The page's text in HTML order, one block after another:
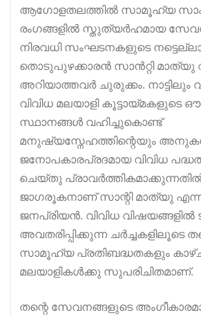
ആഗോളതലത്തിൽ സാമൂഹ്യ
രംഗങ്ങളിൽ സ്തുത്യർഹമായ
നിരവധി സംഘടനകളുടെ
തൊടുപുഴക്കാരൻ സാൻറ്റി മാത്യു
അറിയാത്തവർ ചുരുക്കം. നാട്ടിലും
വിവിധ മലയാളി കൂട്ടായ്മകളുടെ
സ്ഥാനങ്ങൾ വഹിച്ചുകൊണ്ട്
മനുഷ്യസ്നേഹത്തിന്റെയും
ജനോപകാരപ്രദമായ വിവിധ
ചെയ്തു
ജാഗരൂകനാണ് സാന്റി മാത്യു
ജനപ്രിയൻ. വിവിധ വിഷയങ്ങളിൽ
അവതരിപ്പിക്കുന്ന ചർച്ചകളിലൂടെ
സാമൂഹ്യ പ്രതിബദ്ധതകളും
മലയാളികൾക്കു സുപരിചിതമാണ്.
തന്റെ സേവനങ്ങളുടെ